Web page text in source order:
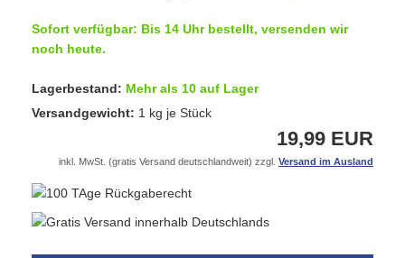
Sofort verfügbar: Bis 14 Uhr bestellt, versenden wir
noch heute.
Lagerbestand: Mehr als 10 auf Lager
Versandgewicht: 1 kg je Stück
19,99 EUR
inkl. MwSt. (gratis Versand deutschlandweit) zzgl. Versand im Ausland